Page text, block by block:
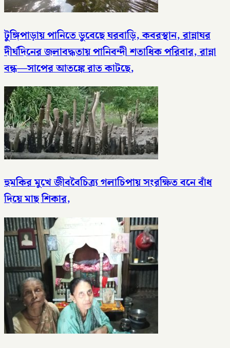
টুঙ্গিপাড়ায় পানিতে ডুবেছে ঘরবাড়ি, কবরস্থান, রান্নাঘর
দীর্ঘদিনের জলাবদ্ধতায় পানিবন্দী শতাধিক পরিবার, রান্না
বন্ধ—সাপের আতঙ্কে রাত কাটছে,
হুমকির মুখে জীববৈচিত্র্য গলাচিপায় সংরক্ষিত বনে বাঁধ
দিয়ে মাছ শিকার,